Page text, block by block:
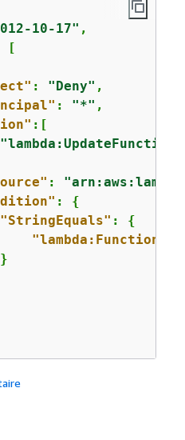
10-17" ,
[
: "Deny" ,
: "*" ,
:[
:
: {
"StringEquals" : {